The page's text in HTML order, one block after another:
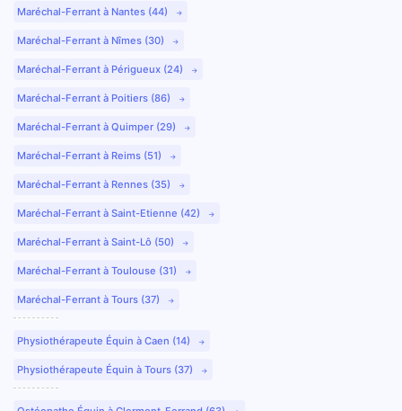
Maréchal-Ferrant à Nantes (44)
Maréchal-Ferrant à Nîmes (30)
Maréchal-Ferrant à Périgueux (24)
Maréchal-Ferrant à Poitiers (86)
Maréchal-Ferrant à Quimper (29)
Maréchal-Ferrant à Reims (51)
Maréchal-Ferrant à Rennes (35)
Maréchal-Ferrant à Saint-Etienne (42)
Maréchal-Ferrant à Saint-Lô (50)
Maréchal-Ferrant à Toulouse (31)
Maréchal-Ferrant à Tours (37)
Physiothérapeute Équin à Caen (14)
Physiothérapeute Équin à Tours (37)